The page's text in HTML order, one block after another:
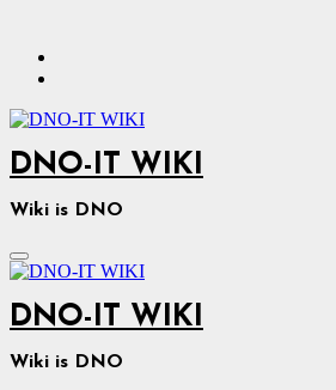
содержимому
DNO-IT WIKI
Wiki is DNO
DNO-IT WIKI
Wiki is DNO